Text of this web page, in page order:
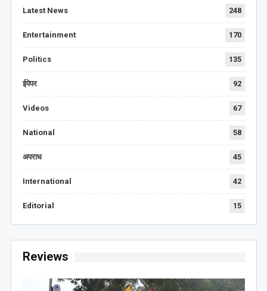
Latest News 248
Entertainment 170
Politics 135
ईपेपर 92
Videos 67
National 58
अपराध 45
International 42
Editorial 15
Reviews